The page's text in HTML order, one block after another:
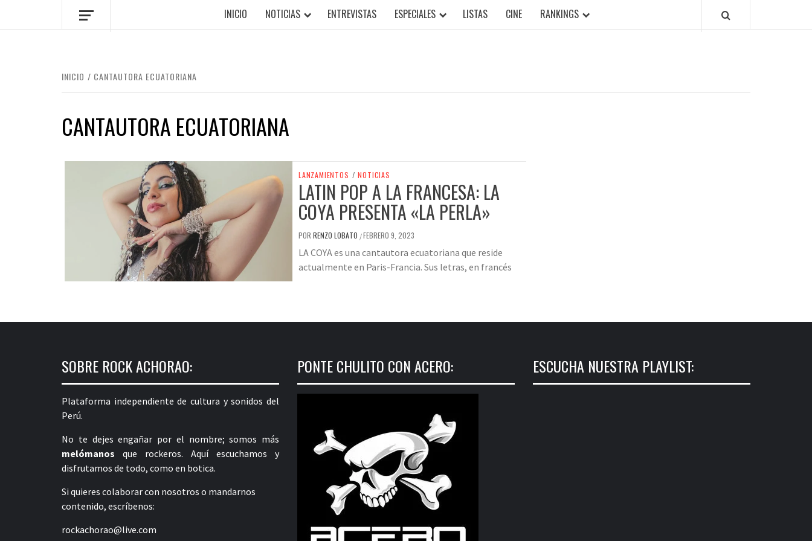
INICIO NOTICIAS ENTREVISTAS ESPECIALES LISTAS CINE RANKINGS
INICIO CANTAUTORA ECUATORIANA
CANTAUTORA ECUATORIANA
LANZAMIENTOS / NOTICIAS
LATIN POP A LA FRANCESA: LA
COYA PRESENTA «LA PERLA»
POR RENZO LOBATO /FEBRERO 9, 2023
LA COYA es una cantautora ecuatoriana que reside
actualmente en Paris-Francia. Sus letras, en francés
SOBRE ROCK ACHORAO:
Plataforma independiente de cultura y sonidos del
Perú.
No te dejes engañar por el nombre; somos más
melómanos que rockeros. Aquí escuchamos y
disfrutamos de todo, como en botica.
Si quieres colaborar con nosotros o mandarnos
contenido, escríbenos:
rockachorao@live.com
PONTE CHULITO CON ACERO: ESCUCHA NUESTRA PLAYLIST: